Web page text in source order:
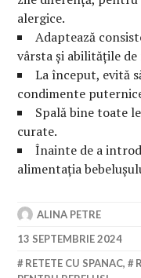
alergice.
Adaptează
vârsta și abilitățile de
La început, evită
condimente
Spală bine toate
curate.
Înainte de a
alimentația
ALINA PETRE
13 SEPTEMBRIE 2024
RETETE CU SPANAC,